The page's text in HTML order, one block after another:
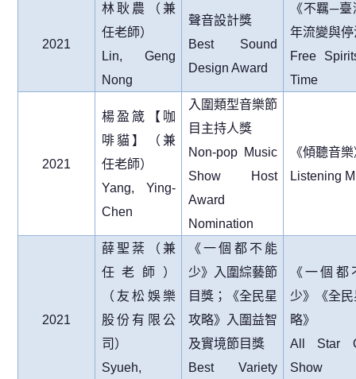
2021
林耿農（兼
任老師）
Lin, Geng
Nong
聲音設計獎
Best Sound
Design Award
《不羈─臺
年流變與停
Free
Time
2021
楊盈箴【咖
啡貓】（兼
任老師）
Yang, Ying-
Chen
入圍類型音樂節
目主持人獎
Non-pop Music
Show Host
Award
Nomination
《傾聽音
Listening
2021
薛聖棻（兼
任老師）
（友松娛樂
股份有限公
司）
Syueh,
《一個都不能
少》入圍綜藝節
目獎；《全民星
攻略》入圍益智
及實境節目獎
Best Variety
《一個都
少》《全
略》
All Star
Show